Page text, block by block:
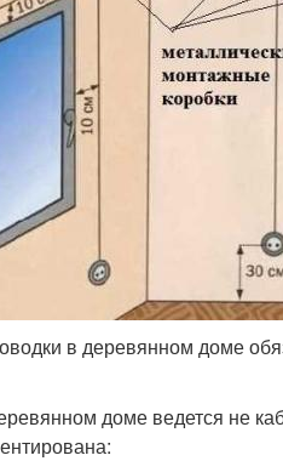
в деревянном доме
доме ведется не